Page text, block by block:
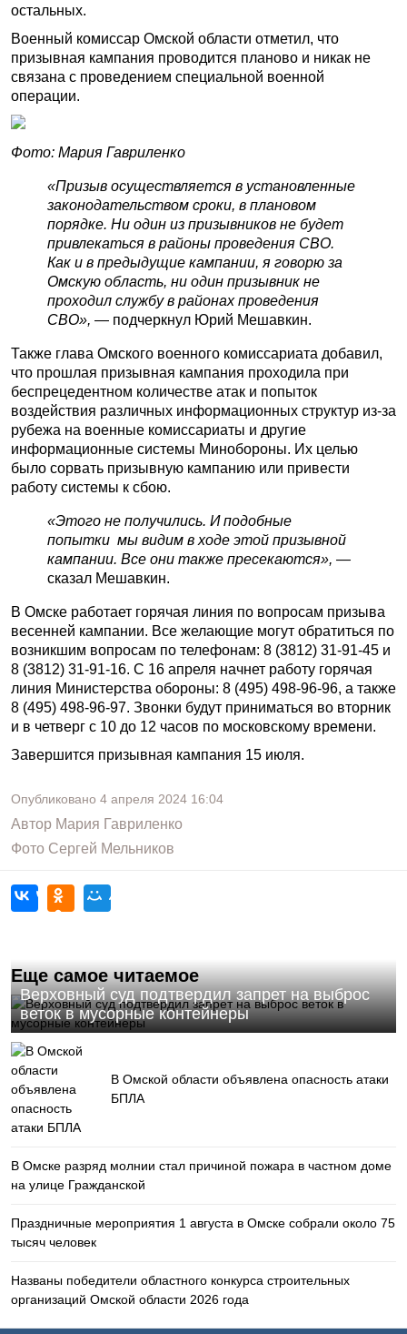
остальных.
Военный комиссар Омской области отметил, что
призывная кампания проводится планово и никак не
связана с проведением специальной военной
операции.
Фото: Мария Гавриленко
«Призыв осуществляется в установленные
законодательством сроки, в плановом
порядке. Ни один из призывников не будет
привлекаться в районы проведения СВО.
Как и в предыдущие кампании, я говорю за
Омскую область, ни один призывник не
проходил службу в районах проведения
СВО», — подчеркнул Юрий Мешавкин.
Также глава Омского военного комиссариата добавил,
что прошлая призывная кампания проходила при
беспрецедентном количестве атак и попыток
воздействия различных информационных структур из-за
рубежа на военные комиссариаты и другие
информационные системы Минобороны. Их целью
было сорвать призывную кампанию или привести
работу системы к сбою.
«Этого не получились. И подобные
попытки мы видим в ходе этой призывной
кампании. Все они также пресекаются», —
сказал Мешавкин.
В Омске работает горячая линия по вопросам призыва
весенней кампании. Все желающие могут обратиться по
возникшим вопросам по телефонам: 8 (3812) 31-91-45 и
8 (3812) 31-91-16. С 16 апреля начнет работу горячая
линия Министерства обороны: 8 (495) 498-96-96, а также
8 (495) 498-96-97. Звонки будут приниматься во вторник
и в четверг с 10 до 12 часов по московскому времени.
Завершится призывная кампания 15 июля.
Опубликовано 4 апреля 2024 16:04
Автор Мария Гавриленко
Фото Сергей Мельников
Еще самое читаемое
Верховный суд подтвердил запрет на выброс
веток в мусорные контейнеры
В Омской области объявлена опасность атаки
БПЛА
В Омске разряд молнии стал причиной пожара в частном доме
на улице Гражданской
Праздничные мероприятия 1 августа в Омске собрали около 75
тысяч человек
Названы победители областного конкурса строительных
организаций Омской области 2026 года